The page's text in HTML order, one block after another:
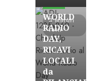
3 minuti
letti
WORLD
RADIO
DAY,
RICAVI
LOCALI
da